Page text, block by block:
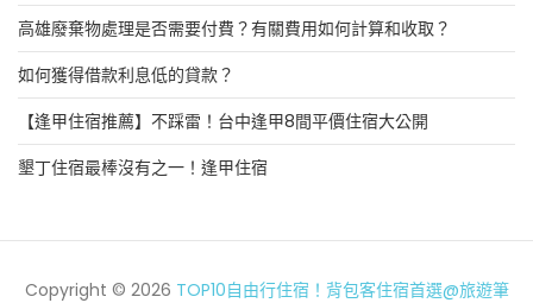
高雄廢棄物處理是否需要付費？有關費用如何計算和收取？
如何獲得借款利息低的貸款？
【逢甲住宿推薦】不踩雷！台中逢甲8間平價住宿大公開
墾丁住宿最棒沒有之一！逢甲住宿
Copyright © 2026 TOP10自由行住宿！背包客住宿首選@旅遊筆